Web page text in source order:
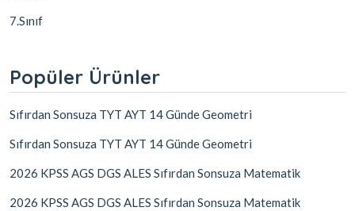
7.Sınıf
Popüler Ürünler
Sıfırdan Sonsuza TYT AYT 14 Günde Geometri
Sıfırdan Sonsuza TYT AYT 14 Günde Geometri
2026 KPSS AGS DGS ALES Sıfırdan Sonsuza Matematik
2026 KPSS AGS DGS ALES Sıfırdan Sonsuza Matematik